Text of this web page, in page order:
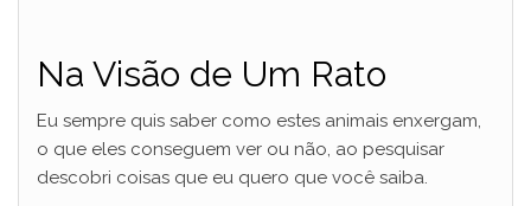
Na Visão de Um Rato
Eu sempre quis saber como estes animais enxergam,
o que eles conseguem ver ou não, ao pesquisar
descobri coisas que eu quero que você saiba.